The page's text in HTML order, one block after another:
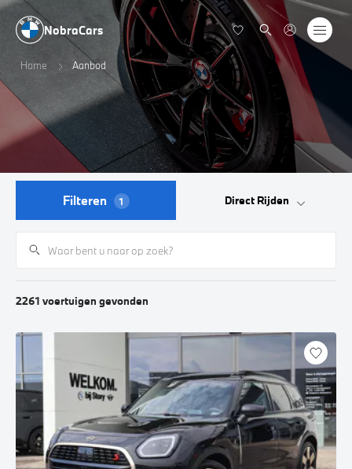
NobraCars
Home Aanbod
Filteren 1 Direct Rijden
2261 voertuigen gevonden